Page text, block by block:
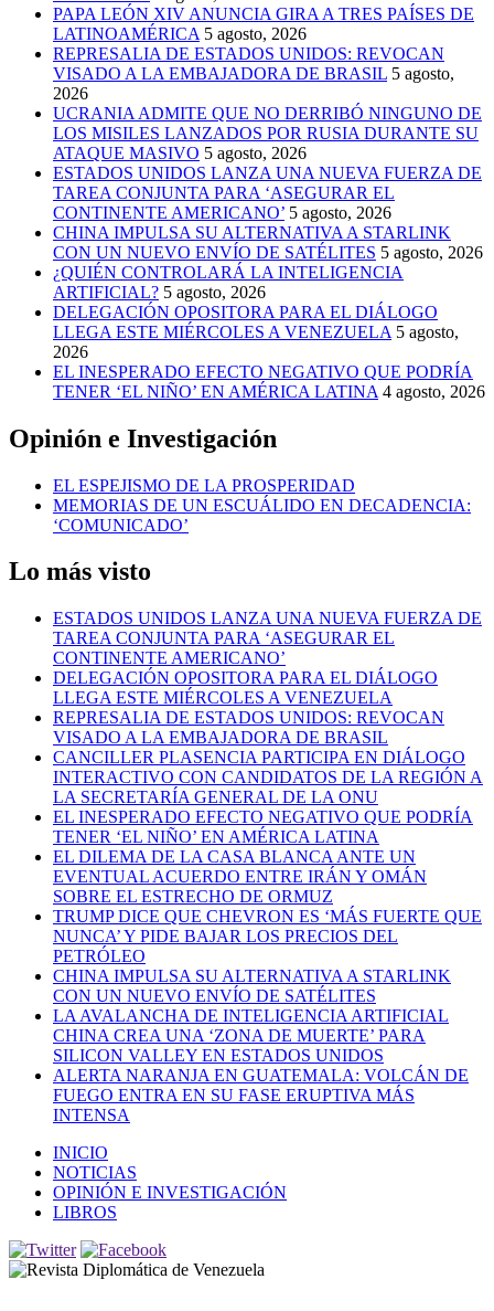
PAPA LEÓN XIV ANUNCIA GIRA A TRES PAÍSES DE
LATINOAMÉRICA 5 agosto, 2026
REPRESALIA DE ESTADOS UNIDOS: REVOCAN
VISADO A LA EMBAJADORA DE BRASIL 5 agosto,
2026
UCRANIA ADMITE QUE NO DERRIBÓ NINGUNO DE
LOS MISILES LANZADOS POR RUSIA DURANTE SU
ATAQUE MASIVO 5 agosto, 2026
ESTADOS UNIDOS LANZA UNA NUEVA FUERZA DE
TAREA CONJUNTA PARA ‘ASEGURAR EL
CONTINENTE AMERICANO’ 5 agosto, 2026
CHINA IMPULSA SU ALTERNATIVA A STARLINK
CON UN NUEVO ENVÍO DE SATÉLITES 5 agosto, 2026
¿QUIÉN CONTROLARÁ LA INTELIGENCIA
ARTIFICIAL? 5 agosto, 2026
DELEGACIÓN OPOSITORA PARA EL DIÁLOGO
LLEGA ESTE MIÉRCOLES A VENEZUELA 5 agosto,
2026
EL INESPERADO EFECTO NEGATIVO QUE PODRÍA
TENER ‘EL NIÑO’ EN AMÉRICA LATINA 4 agosto, 2026
Opinión e Investigación
EL ESPEJISMO DE LA PROSPERIDAD
MEMORIAS DE UN ESCUÁLIDO EN DECADENCIA:
‘COMUNICADO’
Lo más visto
ESTADOS UNIDOS LANZA UNA NUEVA FUERZA DE
TAREA CONJUNTA PARA ‘ASEGURAR EL
CONTINENTE AMERICANO’
DELEGACIÓN OPOSITORA PARA EL DIÁLOGO
LLEGA ESTE MIÉRCOLES A VENEZUELA
REPRESALIA DE ESTADOS UNIDOS: REVOCAN
VISADO A LA EMBAJADORA DE BRASIL
CANCILLER PLASENCIA PARTICIPA EN DIÁLOGO
INTERACTIVO CON CANDIDATOS DE LA REGIÓN A
LA SECRETARÍA GENERAL DE LA ONU
EL INESPERADO EFECTO NEGATIVO QUE PODRÍA
TENER ‘EL NIÑO’ EN AMÉRICA LATINA
EL DILEMA DE LA CASA BLANCA ANTE UN
EVENTUAL ACUERDO ENTRE IRÁN Y OMÁN
SOBRE EL ESTRECHO DE ORMUZ
TRUMP DICE QUE CHEVRON ES ‘MÁS FUERTE QUE
NUNCA’ Y PIDE BAJAR LOS PRECIOS DEL
PETRÓLEO
CHINA IMPULSA SU ALTERNATIVA A STARLINK
CON UN NUEVO ENVÍO DE SATÉLITES
LA AVALANCHA DE INTELIGENCIA ARTIFICIAL
CHINA CREA UNA ‘ZONA DE MUERTE’ PARA
SILICON VALLEY EN ESTADOS UNIDOS
ALERTA NARANJA EN GUATEMALA: VOLCÁN DE
FUEGO ENTRA EN SU FASE ERUPTIVA MÁS
INTENSA
INICIO
NOTICIAS
OPINIÓN E INVESTIGACIÓN
LIBROS